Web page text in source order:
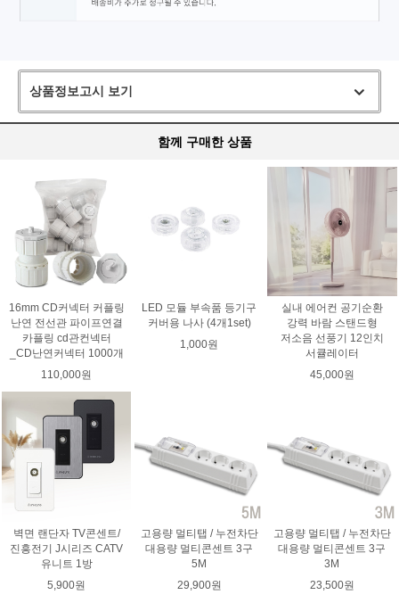
상품정보고시 보기
함께 구매한 상품
16mm CD커넥터 커플링
난연 전선관 파이프연결
카플링 cd관컨넥터
_CD난연커넥터 1000개
110,000원
LED 모듈 부속품 등기구
커버용 나사 (4개1set)
1,000원
실내 에어컨 공기순환
강력 바람 스탠드형
저소음 선풍기 12인치
서큘레이터
45,000원
벽면 랜단자 TV콘센트/
진흥전기 J시리즈 CATV
유니트 1방
5,900원
고용량 멀티탭 / 누전차단
대용량 멀티콘센트 3구
5M
29,900원
고용량 멀티탭 / 누전차단
대용량 멀티콘센트 3구
3M
23,500원